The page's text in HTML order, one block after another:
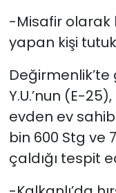
-Misafir olarak
yapan kişi
Y.U.’nun (E-
evden ev
bin 600 Stg ve
çaldığı tespit